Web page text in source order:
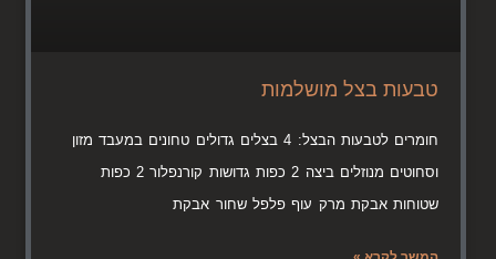
טבעות בצל מושלמות
חומרים לטבעות הבצל: 4 בצלים גדולים טחונים במעבד מזון
וסחוטים מנוזלים ביצה 2 כפות גדושות קורנפלור 2 כפות
שטוחות אבקת מרק עוף פלפל שחור אבקת